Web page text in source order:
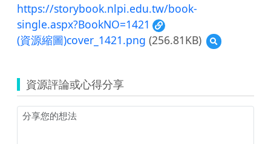
https://storybook.nlpi.edu.tw/book-
single.aspx?BookNO=1421
(資源縮圖)cover_1421.png (256.81KB)
預
覽
圖
資源評論或心得分享